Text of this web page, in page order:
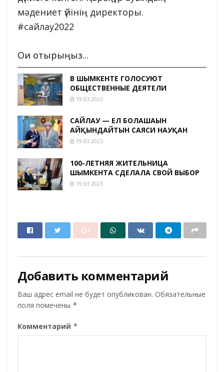
мәдениет үйінің директоры.
#сайлау2022
Оқи отырыңыз...
В ШЫМКЕНТЕ ГОЛОСУЮТ
ОБЩЕСТВЕННЫЕ ДЕЯТЕЛИ
19.03.2023
САЙЛАУ — ЕЛ БОЛАШАҒЫН
АЙҚЫНДАЙТЫН САЯСИ НАУҚАН
19.03.2023
100-ЛЕТНЯЯ ЖИТЕЛЬНИЦА
ШЫМКЕНТА СДЕЛАЛА СВОЙ ВЫБОР
19.03.2023
Добавить комментарий
Ваш адрес email не будет опубликован. Обязательные
поля помечены *
Комментарий *